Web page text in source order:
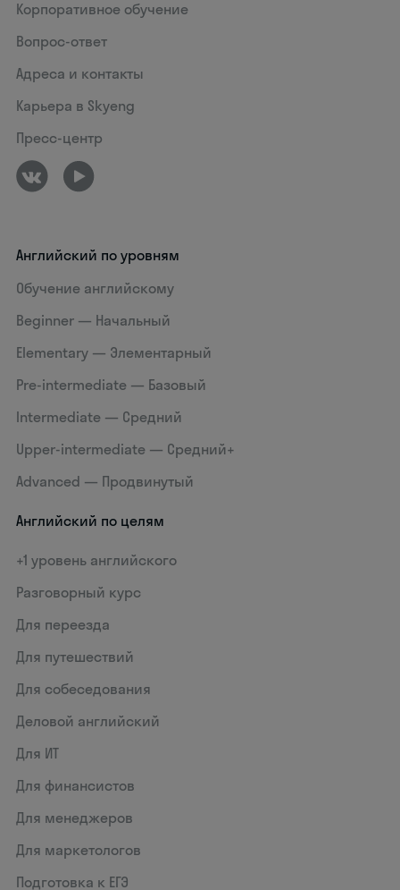
Корпоративное обучение
Вопрос-ответ
Адреса и контакты
Карьера в Skyeng
Пресс-центр
Английский по уровням
Обучение английскому
Beginner — Начальный
Elementary — Элементарный
Pre-intermediate — Базовый
Intermediate — Средний
Upper-intermediate — Средний+
Advanced — Продвинутый
Английский по целям
+1 уровень английского
Разговорный курс
Для переезда
Для путешествий
Для собеседования
Деловой английский
Для ИТ
Для финансистов
Для менеджеров
Для маркетологов
Подготовка к ЕГЭ